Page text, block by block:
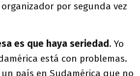
organizador por segunda vez
es que haya seriedad. Yo
está con problemas.
país en Sudamérica que no